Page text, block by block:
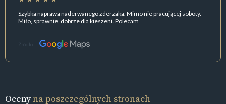
Szybka naprawa naderwanego zderzaka. Mimo nie pracującej soboty.
Miło, sprawnie, dobrze dla kieszeni. Polecam
Źródło:
Ocenyna poszczególnych stronach